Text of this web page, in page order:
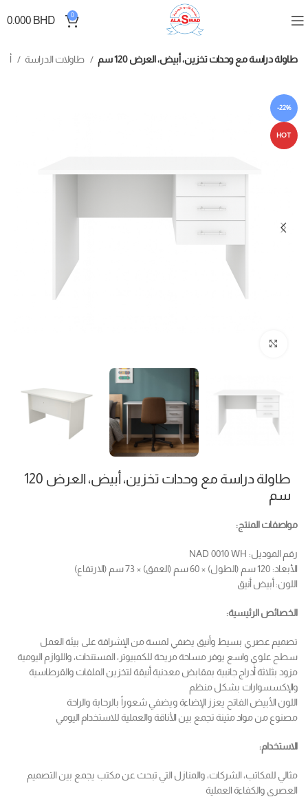
0
0.000 BHD
طاولة دراسة مع وحدات تخزين، أبيض، العرض 120 سم
-22%
HOT
طاولة دراسة مع وحدات تخزين، أبيض، العرض 120
سم
مواصفات المنتج:
رقم الموديل: NAD 0010 WH
الأبعاد: 120 سم (الطول) × 60 سم (العمق) × 73 سم (الارتفاع)
اللون: أبيض أنيق
الخصائص الرئيسية:
تصميم عصري بسيط وأنيق يضفي لمسة من الإشراقة على بيئة العمل
سطح علوي واسع يوفر مساحة مريحة للكمبيوتر، المستندات، واللوازم اليومية
مزود بثلاثة أدراج جانبية بمقابض معدنية أنيقة لتخزين الملفات والقرطاسية
والإكسسوارات بشكل منظم
اللون الأبيض الفاتح يعزز الإضاءة ويضفي شعوراً بالرحابة والراحة
مصنوع من مواد متينة تجمع بين الأناقة والعملية للاستخدام اليومي
الاستخدام:
مثالي للمكاتب، الشركات، والمنازل التي تبحث عن مكتب يجمع بين التصميم
العصري والكفاءة العملية